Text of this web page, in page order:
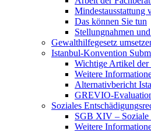
Mindestausstattung
Das können Sie tun
Stellungnahmen
Gewalthilfegesetz
Istanbul-Konvention
Wichtige Artikel
Weitere
Alternativbericht
GREVIO-
Soziales
SGB XIV – Soziale
Weitere